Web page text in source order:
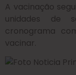
A vacinação
unidades de
cronograma
vacinar.